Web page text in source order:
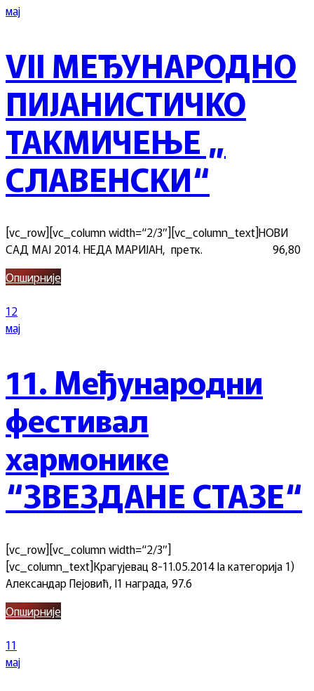
мај
VII МЕЂУНАРОДНО
ПИЈАНИСТИЧКО
ТАКМИЧЕЊЕ „
СЛАВЕНСКИ“
[vc_row][vc_column width=“2/3″][vc_column_text]НОВИ
САД МАЈ 2014. НЕДА МАРИЈАН, претк. 96,80
Опширније
12
мај
11. Међународни
фестивал
хармонике
“ЗВЕЗДАНЕ СТАЗЕ“
[vc_row][vc_column width=“2/3″]
[vc_column_text]Крагујевац 8-11.05.2014 Ia категорија 1)
Александар Пејовић, I1 награда, 97.6
Опширније
11
мај